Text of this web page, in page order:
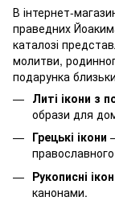
В інтернет-
праведних
каталозі
молитви,
подарунка
Литі ікони з
образи для
Грецькі ікони
Рукописні
канонами.